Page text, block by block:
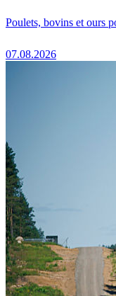
Poulets, bovins et ours
07.08.2026